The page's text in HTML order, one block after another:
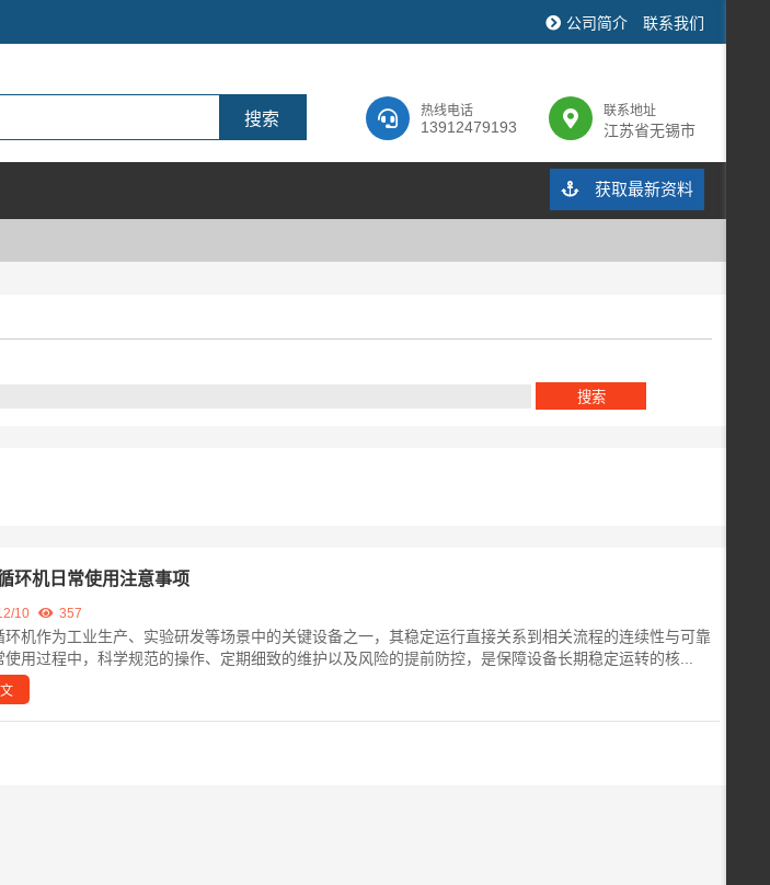
公司简介 联系我们
热线电话
13912479193
联系地址
江苏省无锡市
获取最新资料
环机日常使用注意事项
10 357
环机作为工业生产、实验研发等场景中的关键设备之一，其稳定运行直接关系到相关流程的连续性与可靠
使用过程中，科学规范的操作、定期细致的维护以及风险的提前防控，是保障设备长期稳定运转的核...